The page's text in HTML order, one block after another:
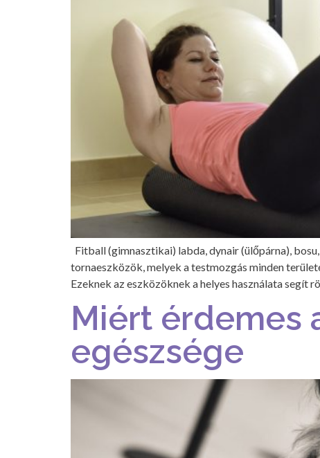
Fitball (gimnasztikai) labda, dynair (ülőpárna),
tornaeszközök, melyek a testmozgás minden
Ezeknek az eszközöknek a helyes használata
Miért érdemes
egészsége